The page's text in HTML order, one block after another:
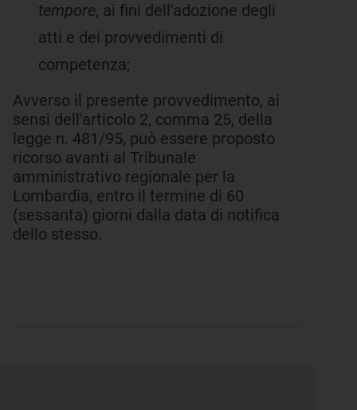
tempore, ai fini dell'adozione degli
atti e dei provvedimenti di
competenza;
Avverso il presente provvedimento, ai
sensi dell'articolo 2, comma 25, della
legge n. 481/95, può essere proposto
ricorso avanti al Tribunale
amministrativo regionale per la
Lombardia, entro il termine di 60
(sessanta) giorni dalla data di notifica
dello stesso.